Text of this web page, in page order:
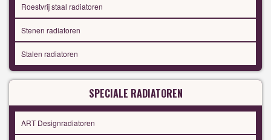
Roestvrij staal radiatoren
Stenen radiatoren
Stalen radiatoren
SPECIALE RADIATOREN
ART Designradiatoren